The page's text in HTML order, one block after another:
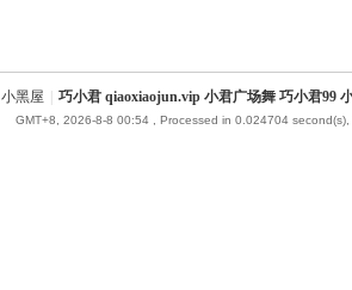
小黑屋 巧小君 qiaoxiaojun.vip 小君广场舞 巧小君99
GMT+8, 2026-8-8 00:54 , Processed in 0.024704 second(s),